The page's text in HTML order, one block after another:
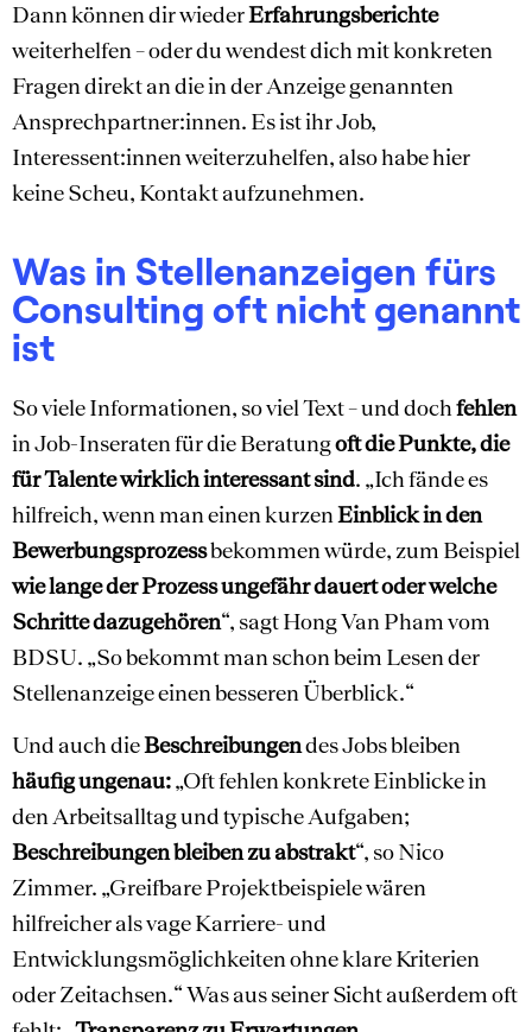
Dann können dir wiederErfahrungsberichte
weiterhelfen – oder du wendest dich mit konkreten
Fragen direkt an die in der Anzeige genannten
Ansprechpartner:innen. Es ist ihr Job,
Interessent:innen weiterzuhelfen, also habe hier
keine Scheu, Kontakt aufzunehmen.
Was in Stellenanzeigen fürs
Consulting oft nicht genannt
ist
So viele Informationen, so viel Text – und dochfehlen
in Job-Inseraten für die Beratungoft die Punkte, die
für Talente wirklich interessant sind. „Ich fände es
hilfreich, wenn man einen kurzenEinblick in den
Bewerbungsprozessbekommen würde, zum Beispiel
wie lange der Prozess ungefähr dauert oder welche
Schritte dazugehören“, sagt Hong Van Pham vom
BDSU. „So bekommt man schon beim Lesen der
Stellenanzeige einen besseren Überblick.“
Und auch dieBeschreibungendes Jobs bleiben
häufig ungenau:„Oft fehlen konkrete Einblicke in
den Arbeitsalltag und typische Aufgaben;
Beschreibungen bleiben zu abstrakt“, so Nico
Zimmer. „Greifbare Projektbeispiele wären
hilfreicher als vage Karriere- und
Entwicklungsmöglichkeiten ohne klare Kriterien
oder Zeitachsen.“ Was aus seiner Sicht außerdem oft